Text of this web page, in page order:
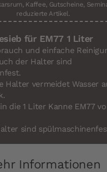
Kaffee, Gutscheine,
reduzierte Artikel.
für EM77 1 Liter
und einfache
der Halter sind
Halter vermeidet Wasser
die 1 Liter Kanne EM77
sind
Informationen